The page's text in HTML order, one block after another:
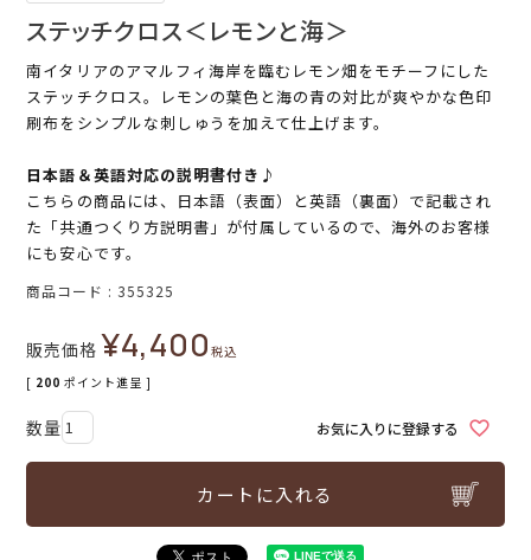
ステッチクロス＜レモンと海＞
南イタリアのアマルフィ海岸を臨むレモン畑をモチーフにした
ステッチクロス。レモンの葉色と海の青の対比が爽やかな色印
刷布をシンプルな刺しゅうを加えて仕上げます。
日本語＆英語対応の説明書付き♪
こちらの商品には、日本語（表面）と英語（裏面）で記載され
た「共通つくり方説明書」が付属しているので、海外のお客様
にも安心です。
商品コード 355325
販売価格 ¥4,400税込
[ 200 ポイント進呈 ]
お気に入りに登録する
カートに入れる